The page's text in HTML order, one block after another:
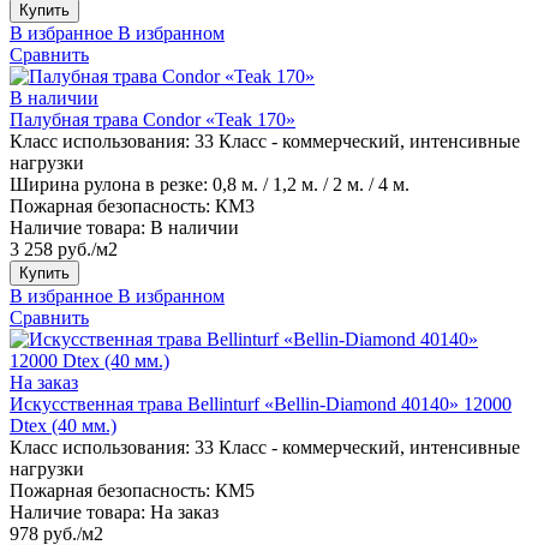
Купить
В избранное В избранном
Сравнить
В наличии
Палубная трава Condor «Teak 170»
Класс использования: 33 Класс - коммерческий, интенсивные
нагрузки
Ширина рулона в резке: 0,8 м. / 1,2 м. / 2 м. / 4 м.
Пожарная безопасность: КМ3
Наличие товара: В наличии
3 258 руб./м2
Купить
В избранное В избранном
Сравнить
На заказ
Искусственная трава Bellinturf «Bellin-Diamond 40140» 12000
Dtex (40 мм.)
Класс использования: 33 Класс - коммерческий, интенсивные
нагрузки
Пожарная безопасность: КМ5
Наличие товара: На заказ
978 руб./м2